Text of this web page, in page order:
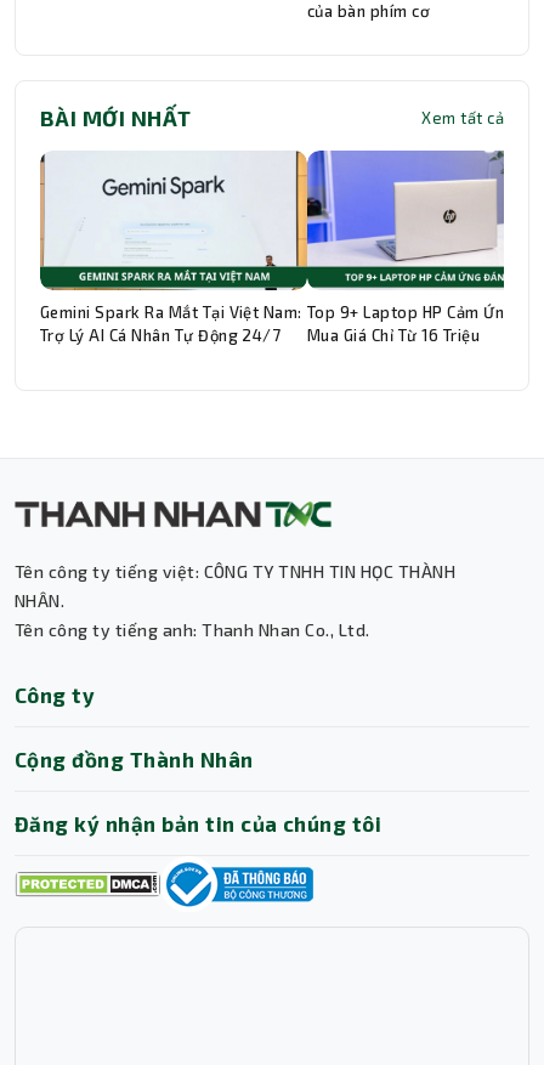
của bàn phím cơ
BÀI MỚI NHẤT Xem tất cả
Gemini Spark Ra Mắt Tại Việt Nam:
Trợ Lý AI Cá Nhân Tự Động 24/7
Top 9+ Laptop HP Cảm Ứng
Mua Giá Chỉ Từ 16 Triệu
Tên công ty tiếng việt: CÔNG TY TNHH TIN HỌC THÀNH
NHÂN.
Tên công ty tiếng anh: Thanh Nhan Co., Ltd.
Công ty
Cộng đồng Thành Nhân
Đăng ký nhận bản tin của chúng tôi
Trợ lý AI • Phản hồi tức thì